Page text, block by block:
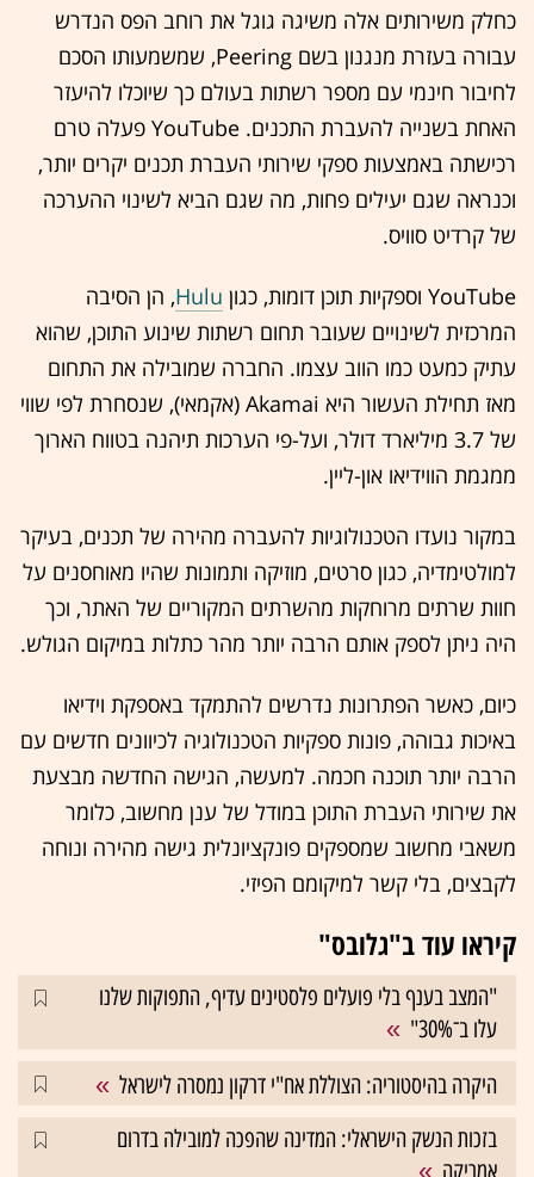
כחלק משירותים אלה משיגה גוגל את רוחב הפס הנדרש
עבורה בעזרת מנגנון בשם Peering, שמשמעותו הסכם
לחיבור חינמי עם מספר רשתות בעולם כך שיוכלו להיעזר
האחת בשנייה להעברת התכנים. YouTube פעלה טרם
רכישתה באמצעות ספקי שירותי העברת תכנים יקרים יותר,
וכנראה שגם יעילים פחות, מה שגם הביא לשינוי ההערכה
של קרדיט סוויס.
YouTube וספקיות תוכן דומות, כגון Hulu, הן הסיבה
המרכזית לשינויים שעובר תחום רשתות שינוע התוכן, שהוא
עתיק כמעט כמו הווב עצמו. החברה שמובילה את התחום
מאז תחילת העשור היא Akamai (אקמאי), שנסחרת לפי שווי
של 3.7 מיליארד דולר, ועל-פי הערכות תיהנה בטווח הארוך
ממגמת הווידיאו און-ליין.
במקור נועדו הטכנולוגיות להעברה מהירה של תכנים, בעיקר
למולטימדיה, כגון סרטים, מוזיקה ותמונות שהיו מאוחסנים על
חוות שרתים מרוחקות מהשרתים המקוריים של האתר, וכך
היה ניתן לספק אותם הרבה יותר מהר כתלות במיקום הגולש.
כיום, כאשר הפתרונות נדרשים להתמקד באספקת וידיאו
באיכות גבוהה, פונות ספקיות הטכנולוגיה לכיוונים חדשים עם
הרבה יותר תוכנה חכמה. למעשה, הגישה החדשה מבצעת
את שירותי העברת התוכן במודל של ענן מחשוב, כלומר
משאבי מחשוב שמספקים פונקציונלית גישה מהירה ונוחה
לקבצים, בלי קשר למיקומם הפיזי.
קיראו עוד ב"גלובס"
"המצב בענף בלי פועלים פלסטינים עדיף, התפוקות שלנו
עלו ב־30%"
היקרה בהיסטוריה: הצוללת אח"י דרקון נמסרה לישראל
בזכות הנשק הישראלי: המדינה שהפכה למובילה בדרום
אמריקה